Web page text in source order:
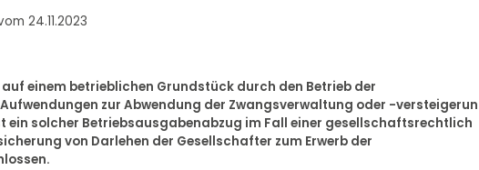
24.11.2023
einem betrieblichen Grundstück durch den Betrieb der
zur Abwendung der Zwangsverwaltung oder -
ein solcher Betriebsausgabenabzug im Fall einer gesellschaftsrechtlich
von Darlehen der Gesellschafter zum Erwerb der